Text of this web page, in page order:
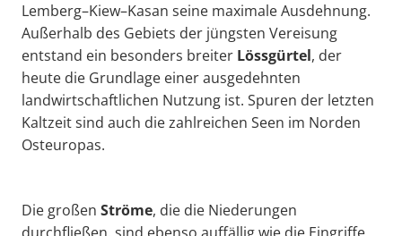
Lemberg–Kiew–Kasan seine maximale Ausdehnung.
Außerhalb des Gebiets der jüngsten Vereisung
entstand ein besonders breiter Lössgürtel, der
heute die Grundlage einer ausgedehnten
landwirtschaftlichen Nutzung ist. Spuren der letzten
Kaltzeit sind auch die zahlreichen Seen im Norden
Osteuropas.
Die großen Ströme, die die Niederungen